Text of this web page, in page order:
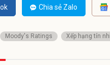
Chia sẻ Zalo
Moody's Ratings Xếp hạng tín